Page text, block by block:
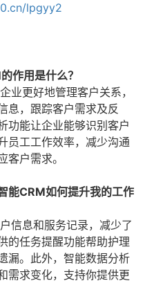
lpgyy2
作用是什么？
业更好地管理客户关系，
息，跟踪客户需求及反
功能让企业能够识别客户
员工工作效率，减少沟通
户需求。
能CRM如何提升我的工作
信息和服务记录，减少了
的任务提醒功能帮助护理
漏。此外，智能数据分析
需求变化，支持你提供更